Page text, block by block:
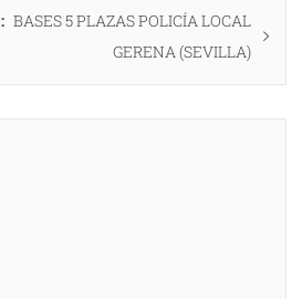
Entrada
BASES 5 PLAZAS POLICÍA LOCAL
GERENA (SEVILLA)